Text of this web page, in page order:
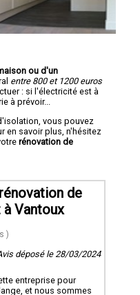
ou d'un
entre 800 et 1200 euros
: si l'électricité est à
à prévoir...
vous pouvez
en savoir plus, n'hésitez
rénovation de
de
Vantoux
)
déposé le 28/03/2024
entreprise pour
et nous sommes